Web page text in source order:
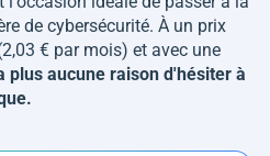
de cybersécurité. À un prix
€ par mois) et avec une
plus aucune raison d'hésiter à